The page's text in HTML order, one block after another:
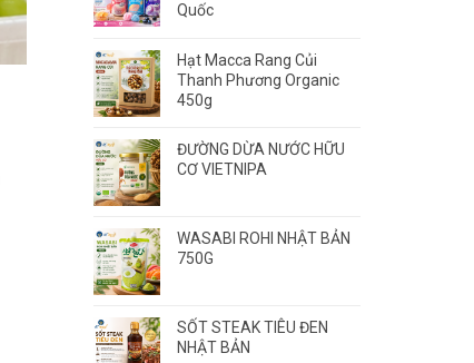
Quốc
Hạt Macca Rang Củi
Thanh Phương Organic
450g
ĐƯỜNG DỪA NƯỚC HỮU
CƠ VIETNIPA
WASABI ROHI NHẬT BẢN
750G
SỐT STEAK TIÊU ĐEN
NHẬT BẢN